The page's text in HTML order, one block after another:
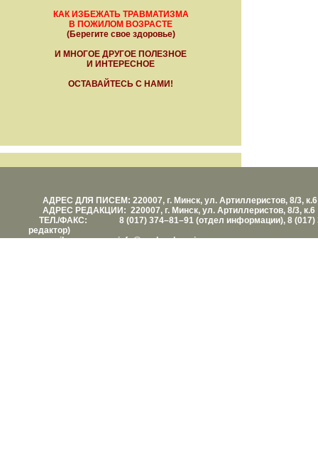
КАК ИЗБЕЖАТЬ ТРАВМАТИЗМА
В ПОЖИЛОМ ВОЗРАСТЕ
(Берегите свое здоровье)
И МНОГОЕ ДРУГОЕ ПОЛЕЗНОЕ
И ИНТЕРЕСНОЕ
ОСТАВАЙТЕСЬ С НАМИ!
АДРЕС ДЛЯ ПИСЕМ: 220007, г. Минск, ул. Артиллеристов, 8/3, к.6
АДРЕС РЕДАКЦИИ: 220007, г. Минск, ул. Артиллеристов, 8/3, к.6
ТЕЛ./ФАКС: 8 (017) 374–81–91 (отдел информации), 8 (017)
редактор)
е-mail: info@vashezdorovie.com